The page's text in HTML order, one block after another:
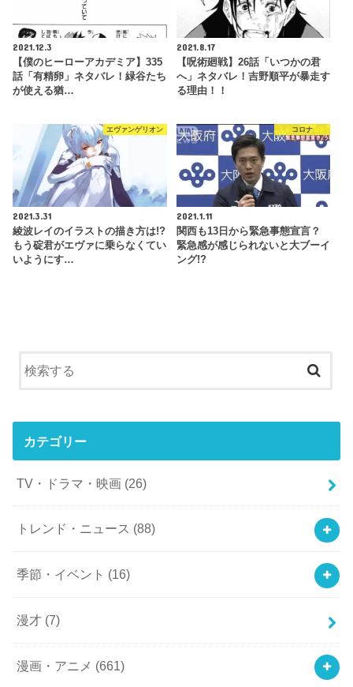
2021.12.3
【僕のヒーローアカデミア】335
話「有精卵」ネタバレ！緑谷たち
が使える猶…
2021.8.17
【呪術廻戦】26話「いつかの君
へ」ネタバレ！吉野順平が暴走す
る理由！！
エヴァンゲリオン
2021.3.31
綾波レイのイラストの描き方は!?
もう碇君がエヴァに乗らなくてい
いようにす…
コロナ
2021.1.11
関西も13日から緊急事態宣言？
緊急感が感じられないと大ブーイ
ング!?
カテゴリー
TV・ドラマ・映画 (26)
トレンド・ニュース (88)
季節・イベント (16)
漫才 (7)
漫画・アニメ (661)